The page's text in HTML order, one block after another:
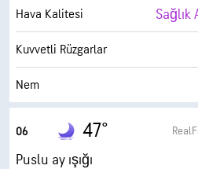
Görüş Alanı
Bulut Tavanı
Hava Kalitesi Sağlık
Kuvvetli Rüzgarlar
Nem
Çiy Noktası
AccuLumen Brightness Index™
06 47°
Puslu ay ışığı